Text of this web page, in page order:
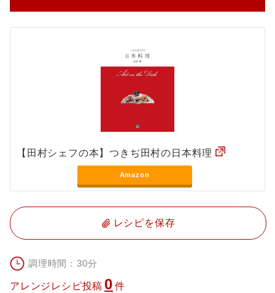
【田村シェフの本】つきぢ田村の日本料理
Amazon
レシピを保存
調理時間：30分
アレンジレシピ投稿 0 件